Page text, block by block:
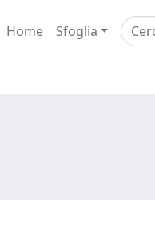
Home Sfoglia